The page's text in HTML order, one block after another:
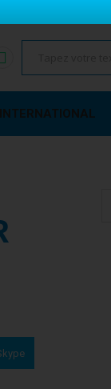
INTERNATIONAL